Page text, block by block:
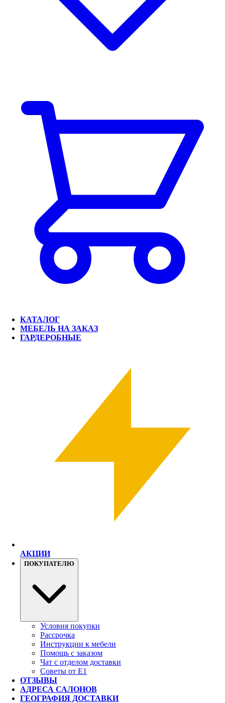
КАТАЛОГ
МЕБЕЛЬ НА ЗАКАЗ
ГАРДЕРОБНЫЕ
АКЦИИ
ПОКУПАТЕЛЮ
Условия покупки
Рассрочка
Инструкции к мебели
Помощь с заказом
Чат с отделом доставки
Советы от Е1
ОТЗЫВЫ
АДРЕСА САЛОНОВ
ГЕОГРАФИЯ ДОСТАВКИ